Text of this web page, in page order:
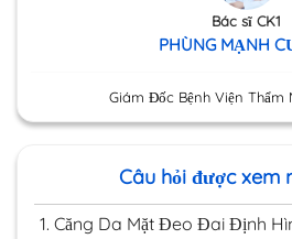
Bác sĩ CK1
PHÙNG MẠNH
Giám Đốc Bệnh Viện Thẩm
Câu hỏi được xem
1. Căng Da Mặt Đeo Đai Định